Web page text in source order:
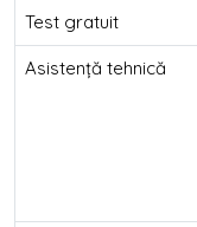
Test gratuit
Asistență tehnică